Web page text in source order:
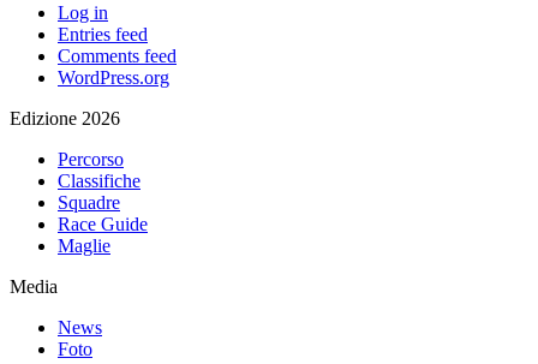
Log in
Entries feed
Comments feed
WordPress.org
Edizione 2026
Percorso
Classifiche
Squadre
Race Guide
Maglie
Media
News
Foto